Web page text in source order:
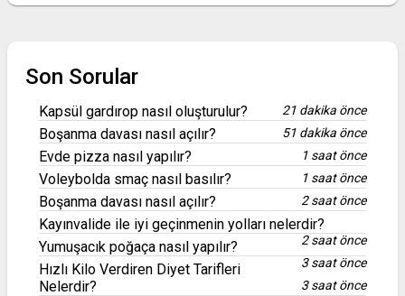
Son Sorular
Kapsül gardırop nasıl oluşturulur? 21 dakika önce
Boşanma davası nasıl açılır? 51 dakika önce
Evde pizza nasıl yapılır? 1 saat önce
Voleybolda smaç nasıl basılır? 1 saat önce
Boşanma davası nasıl açılır? 2 saat önce
Kayınvalide ile iyi geçinmenin yolları nelerdir?
2 saat önce
Yumuşacık poğaça nasıl yapılır?
3 saat önce
Hızlı Kilo Verdiren Diyet Tarifleri
Nelerdir?
3 saat önce